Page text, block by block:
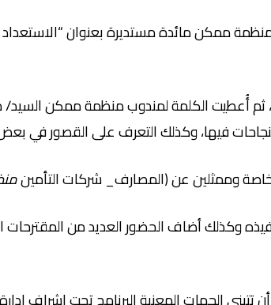
2024/02/15، بالتعاون مع منظمة ممكن مائدة مستديرة
ثم أُعطيت الكلمة لمندوب منظمة ممكن
وممثلين عن (المصارف_ شركات التأمين
وكذلك أضاف الحضور العديد من